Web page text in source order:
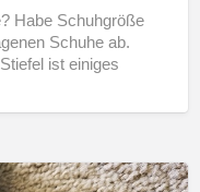
Habe Schuhgröße
Schuhe ab.
ist einiges